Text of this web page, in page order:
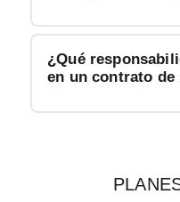
¿Qué
en un contrato de